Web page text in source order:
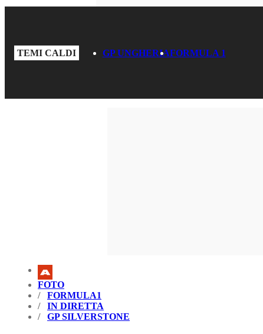
TEMI CALDI GP UNGHERIAFORMULA 1
FOTO
FORMULA1
IN DIRETTA
GP SILVERSTONE